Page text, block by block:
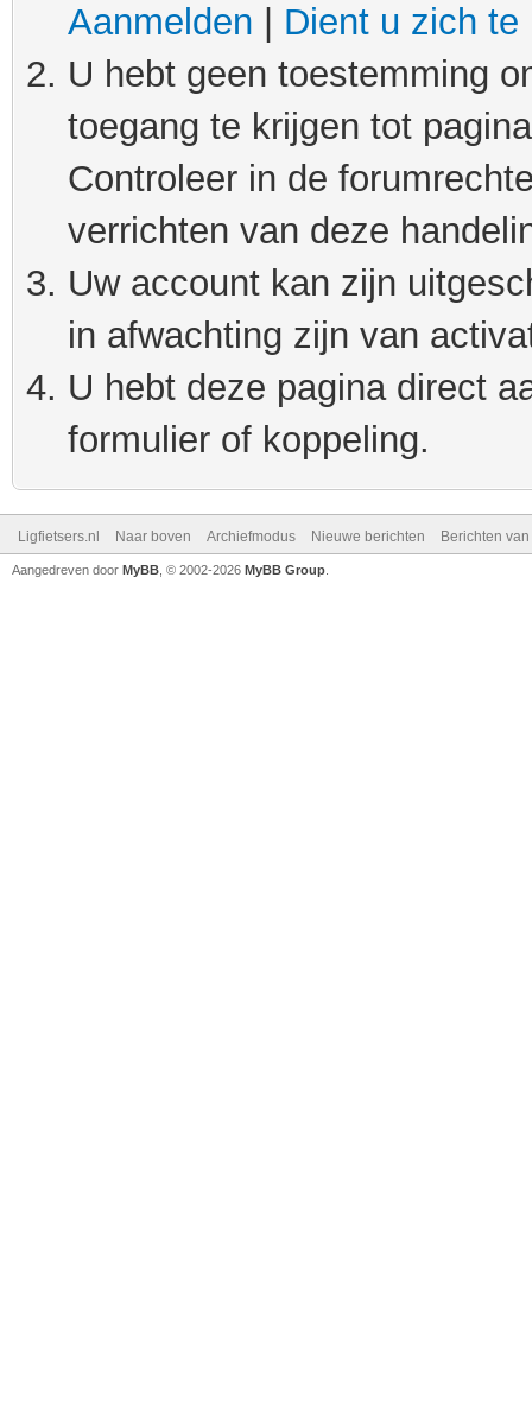
Aanmelden
Dient u zich te
U hebt geen toestemming
toegang te krijgen tot
Controleer in de
verrichten van deze
Uw account kan zijn
in afwachting zijn van
U hebt deze pagina direct
formulier of koppeling.
Ligfietsers.nl Naar boven Archiefmodus Nieuwe berichten Berichten
Aangedreven door MyBB , © 2002-2026 MyBB Group